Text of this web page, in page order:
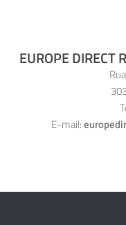
EUROPE
E-mail: